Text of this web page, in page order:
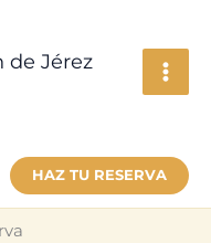
de Jérez
HAZ TU RESERVA